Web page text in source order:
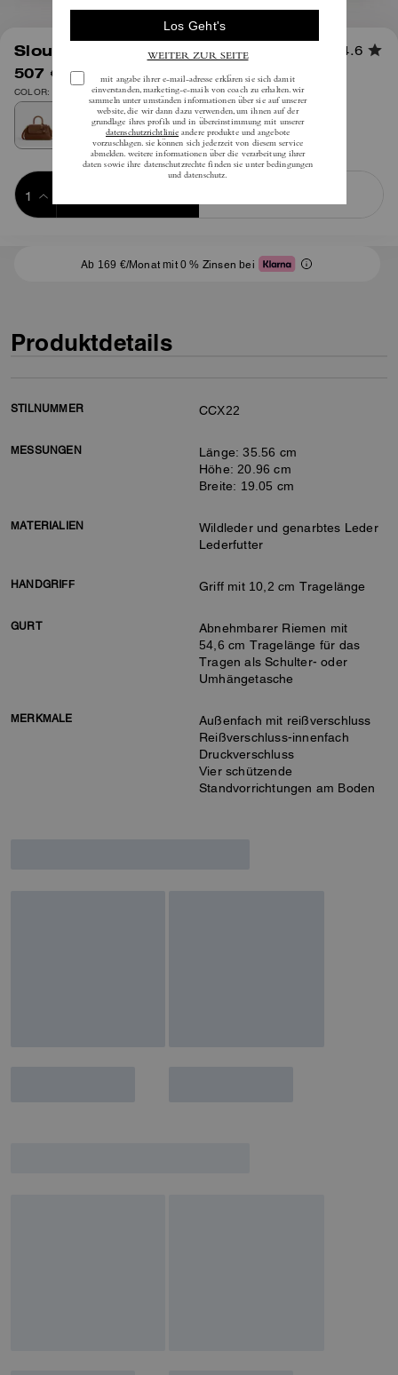
Slouchy Rogue Tasche Mit Griff 4.6
507 € 725 €
COLOR: Messing
Ab 169 €/Monat mit 0 % Zinsen bei
Produktdetails
STILNUMMER CCX22
MESSUNGEN
Länge: 35.56 cm
Höhe: 20.96 cm
Breite: 19.05 cm
MATERIALIEN
Wildleder und genarbtes Leder
Lederfutter
HANDGRIFF Griff mit 10,2 cm Tragelänge
GURT
Abnehmbarer Riemen mit
54,6 cm Tragelänge für das
Tragen als Schulter- oder
Umhängetasche
MERKMALE
Außenfach mit reißverschluss
Reißverschluss-innenfach
Druckverschluss
Vier schützende
Standvorrichtungen am Boden